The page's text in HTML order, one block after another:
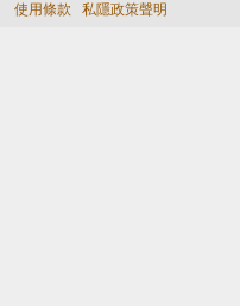
使用條款
私隱政策聲明